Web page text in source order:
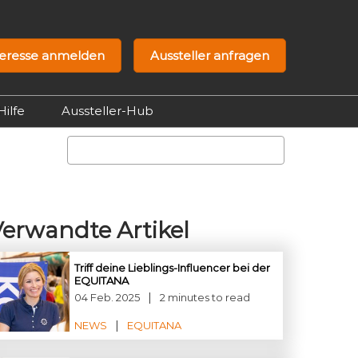
anmelden Aussteller anfragen
Contact us
Aussteller-Hub
Artikel
Triff deine Lieblings-Influencer bei der
EQUITANA
04 Feb. 2025
2 minutes to read
NEWS EQUITANA